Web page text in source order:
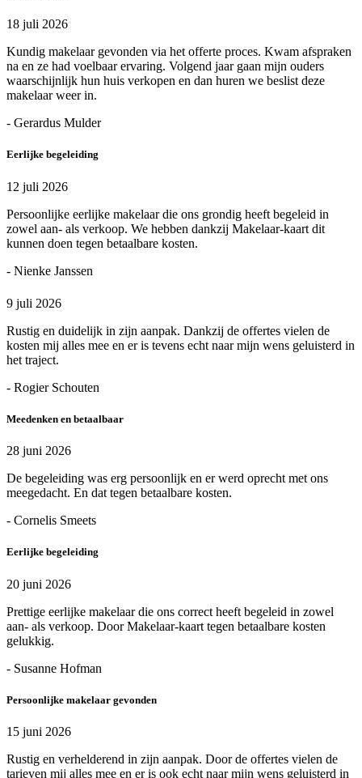
18 juli 2026
Kundig makelaar gevonden via het offerte proces. Kwam afspraken
na en ze had voelbaar ervaring. Volgend jaar gaan mijn ouders
waarschijnlijk hun huis verkopen en dan huren we beslist deze
makelaar weer in.
- Gerardus Mulder
Eerlijke begeleiding
12 juli 2026
Persoonlijke eerlijke makelaar die ons grondig heeft begeleid in
zowel aan- als verkoop. We hebben dankzij Makelaar-kaart dit
kunnen doen tegen betaalbare kosten.
- Nienke Janssen
9 juli 2026
Rustig en duidelijk in zijn aanpak. Dankzij de offertes vielen de
kosten mij alles mee en er is tevens echt naar mijn wens geluisterd in
het traject.
- Rogier Schouten
Meedenken en betaalbaar
28 juni 2026
De begeleiding was erg persoonlijk en er werd oprecht met ons
meegedacht. En dat tegen betaalbare kosten.
- Cornelis Smeets
Eerlijke begeleiding
20 juni 2026
Prettige eerlijke makelaar die ons correct heeft begeleid in zowel
aan- als verkoop. Door Makelaar-kaart tegen betaalbare kosten
gelukkig.
- Susanne Hofman
Persoonlijke makelaar gevonden
15 juni 2026
Rustig en verhelderend in zijn aanpak. Door de offertes vielen de
tarieven mij alles mee en er is ook echt naar mijn wens geluisterd in